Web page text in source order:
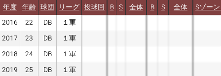
年度 年齢 球団 リーグ 投球回 B S 全体 B S 全体
Sゾー
2016
22 DB
１軍
2017
23 DB
１軍
2018
24 DB
１軍
2019
25 DB
１軍